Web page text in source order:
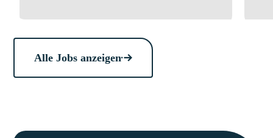
Alle Jobs anzeigen